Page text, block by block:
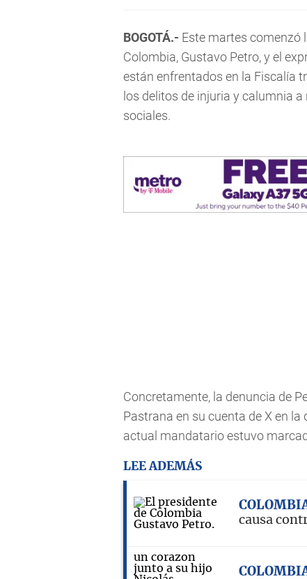
BOGOTÁ.- Este martes comenzó
Colombia, Gustavo Petro, y el
están enfrentados en la Fiscalía
los delitos de injuria y calumnia
sociales.
Concretamente, la denuncia de
Pastrana en su cuenta de X en
actual mandatario estuvo
LEE ADEMÁS
causa